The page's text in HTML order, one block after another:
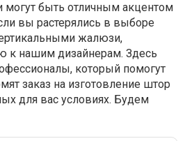
могут быть отличным акцентом
вы растерялись в выборе
жалюзи,
к нашим дизайнерам. Здесь
который помогут
заказ на изготовление штор
для вас условиях. Будем